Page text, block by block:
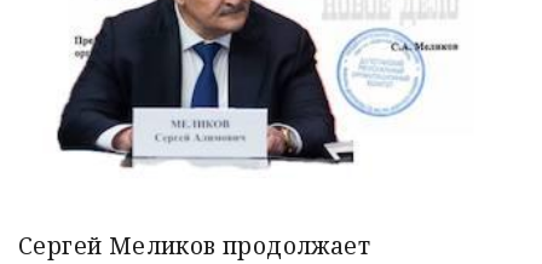
Сергей Меликов продолжает